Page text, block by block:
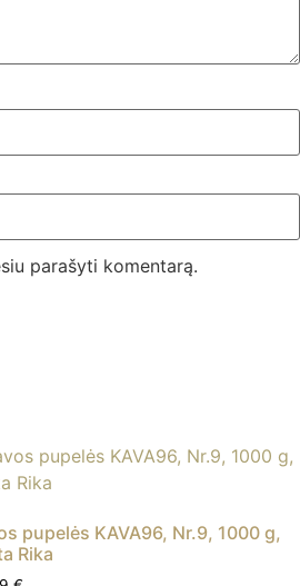
parašyti komentarą.
pupelės KAVA96, Nr.9, 1000 g,
Rika